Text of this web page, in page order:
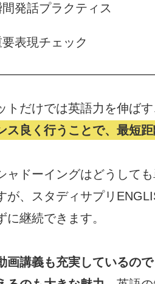
発話プラクティス
表現チェック
トだけでは英語力を伸ばす
ス良く行うことで、最短
ャドーイングはどうして
が、スタディサプリ
に継続できます。
画講義も充実しているの